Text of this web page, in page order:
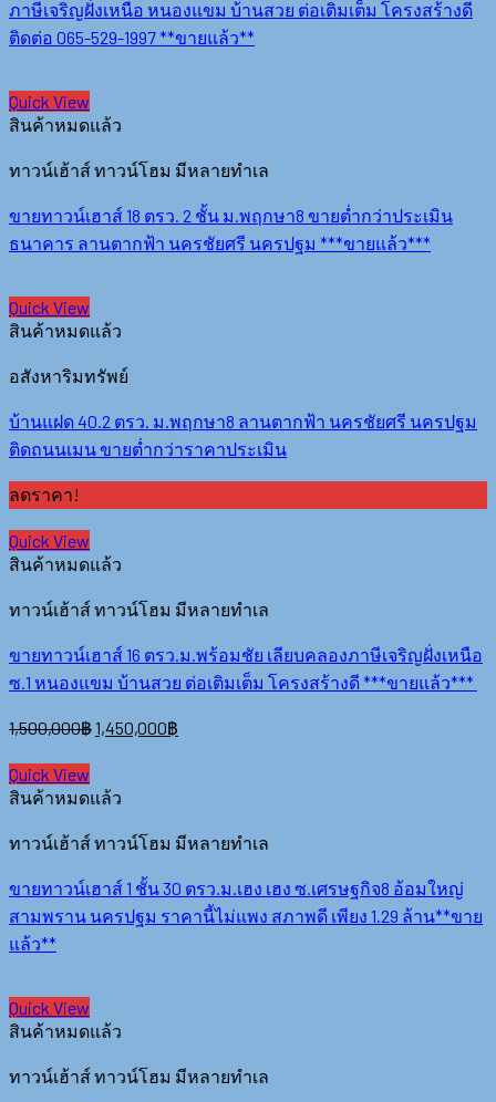
ภาษีเจริญฝั่งเหนือ หนองแขม บ้านสวย ต่อเติมเต็ม โครงสร้างดี
ติดต่อ 065-529-1997 **ขายแล้ว**
Quick View
สินค้าหมดแล้ว
ทาวน์เฮ้าส์ ทาวน์โฮม มีหลายทำเล
ขายทาวน์เฮาส์ 18 ตรว. 2 ชั้น ม.พฤกษา8 ขายต่ำกว่าประเมิน
ธนาคาร ลานตากฟ้า นครชัยศรี นครปฐม ***ขายแล้ว***
Quick View
สินค้าหมดแล้ว
อสังหาริมทรัพย์
บ้านแฝด 40.2 ตรว. ม.พฤกษา8 ลานตากฟ้า นครชัยศรี นครปฐม
ติดถนนเมน ขายต่ำกว่าราคาประเมิน
ลดราคา!
Quick View
สินค้าหมดแล้ว
ทาวน์เฮ้าส์ ทาวน์โฮม มีหลายทำเล
ขายทาวน์เฮาส์ 16 ตรว.ม.พร้อมชัย เลียบคลองภาษีเจริญฝั่งเหนือ
ซ.1 หนองแขม บ้านสวย ต่อเติมเต็ม โครงสร้างดี ***ขายแล้ว***
1,500,000฿1,450,000฿
Quick View
สินค้าหมดแล้ว
ทาวน์เฮ้าส์ ทาวน์โฮม มีหลายทำเล
ขายทาวน์เฮาส์ 1 ชั้น 30 ตรว.ม.เฮง เฮง ซ.เศรษฐกิจ8 อ้อมใหญ่
สามพราน นครปฐม ราคานี้ไม่แพง สภาพดี เพียง 1.29 ล้าน**ขาย
แล้ว**
Quick View
สินค้าหมดแล้ว
ทาวน์เฮ้าส์ ทาวน์โฮม มีหลายทำเล